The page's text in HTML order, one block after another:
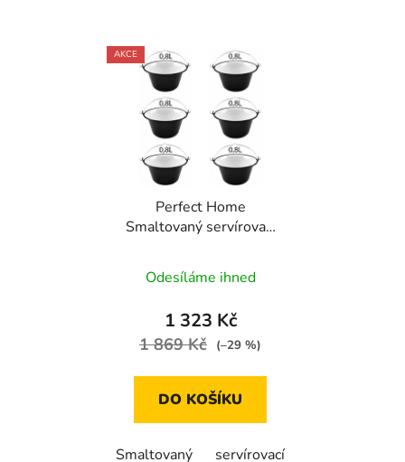
AKCE
Perfect Home
Smaltovaný servírovací
87710
Odesíláme ihned
1 323 Kč
1 869 Kč (–29 %)
DO KOŠÍKU
Smaltovaný servírovací